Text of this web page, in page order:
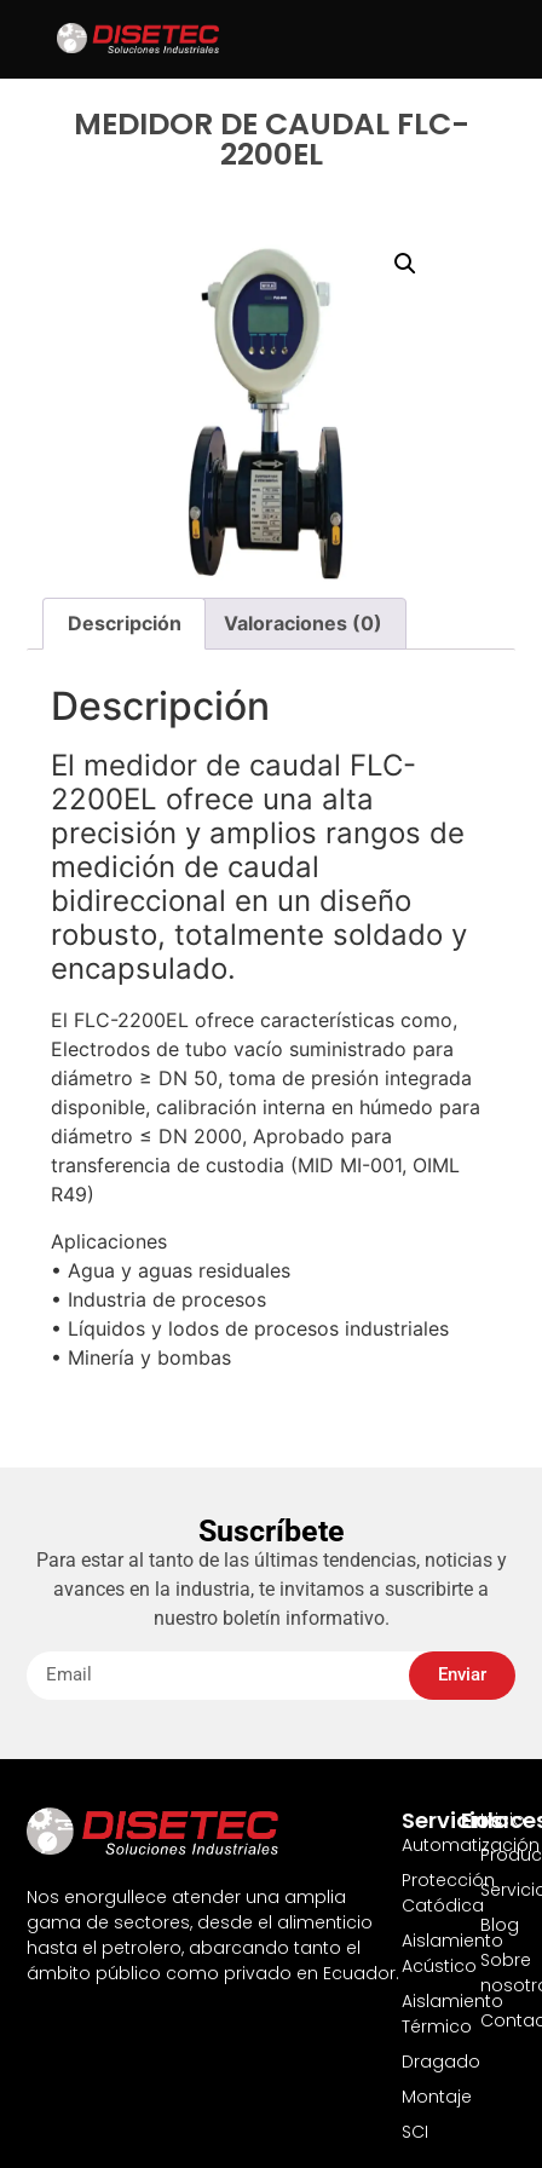
MEDIDOR DE CAUDAL FLC-
2200EL
Descripción Valoraciones (0)
Descripción
El medidor de caudal FLC-
2200EL ofrece una alta
precisión y amplios rangos de
medición de caudal
bidireccional en un diseño
robusto, totalmente soldado y
encapsulado.
El FLC-2200EL ofrece características como,
Electrodos de tubo vacío suministrado para
diámetro ≥ DN 50, toma de presión integrada
disponible, calibración interna en húmedo para
diámetro ≤ DN 2000, Aprobado para
transferencia de custodia (MID MI-001, OIML
R49)
Aplicaciones
• Agua y aguas residuales
• Industria de procesos
• Líquidos y lodos de procesos industriales
• Minería y bombas
Suscríbete
Para estar al tanto de las últimas tendencias, noticias y
avances en la industria, te invitamos a suscribirte a
nuestro boletín informativo.
Enviar
Nos enorgullece atender una amplia
gama de sectores, desde el alimenticio
hasta el petrolero, abarcando tanto el
ámbito público como privado en Ecuador.
Servicios
Automatización
Protección
Catódica
Aislamiento
Acústico
Aislamiento
Térmico
Dragado
Montaje
SCI
Inicio
Blog
Sobre